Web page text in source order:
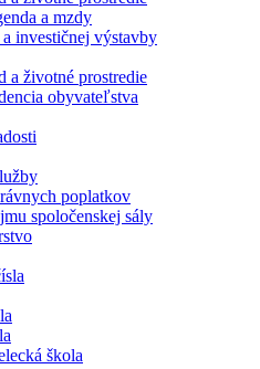
a mzdy
investičnej výstavby
a životné prostredie
obyvateľstva
poplatkov
spoločenskej sály
škola